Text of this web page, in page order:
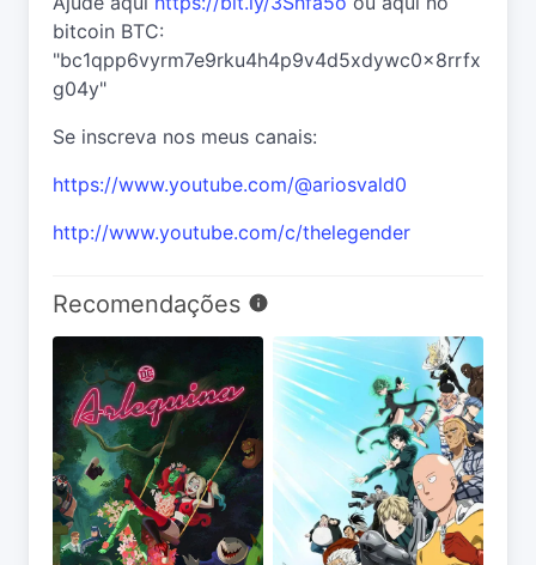
bitcoin BTC:
"bc1qpp6vyrm7e9rku4h4p9v4d5xdywc0x8rrfx
g04y"
Se inscreva nos meus canais:
https://www.youtube.com/@ariosvald0
http://www.youtube.com/c/thelegender
Recomendações